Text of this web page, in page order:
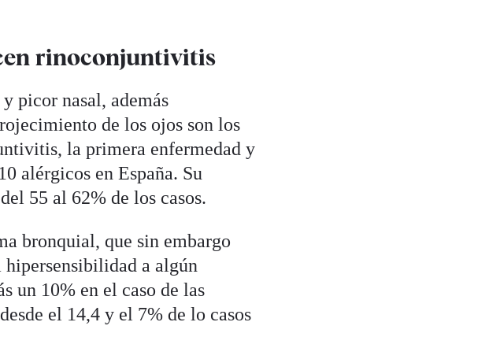
rinoconjuntivitis
picor nasal, además
de los ojos son los
la primera enfermedad y
alérgicos en España. Su
55 al 62% de los casos.
bronquial, que sin embargo
a algún
un 10% en el caso de las
el 14,4 y el 7% de lo casos